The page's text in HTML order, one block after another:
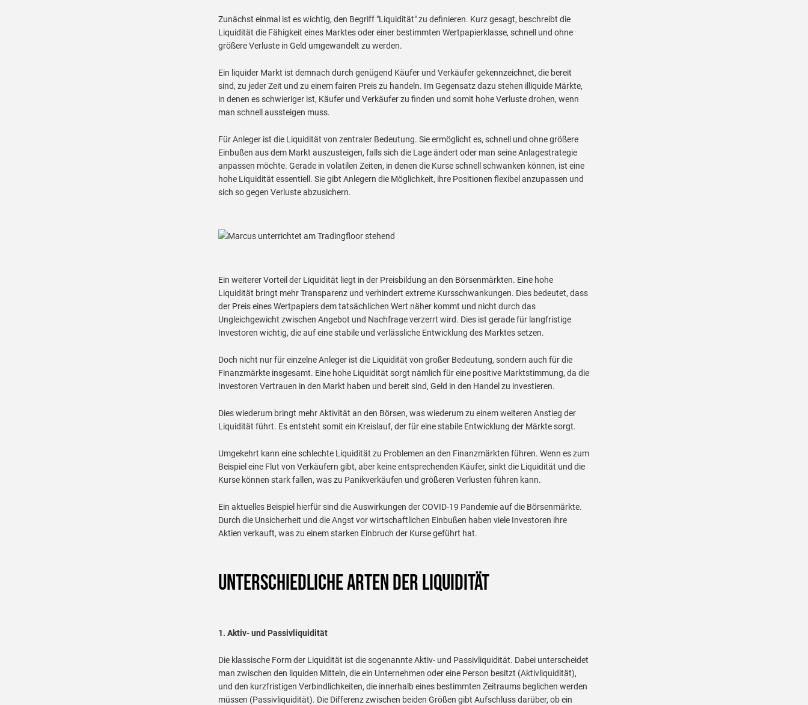
Zunächst einmal ist es wichtig, den Begriff "Liquidität" zu definieren. Kurz gesagt, beschreibt die
Liquidität die Fähigkeit eines Marktes oder einer bestimmten Wertpapierklasse, schnell und ohne
größere Verluste in Geld umgewandelt zu werden.
Ein liquider Markt ist demnach durch genügend Käufer und Verkäufer gekennzeichnet, die bereit
sind, zu jeder Zeit und zu einem fairen Preis zu handeln. Im Gegensatz dazu stehen illiquide Märkte,
in denen es schwieriger ist, Käufer und Verkäufer zu finden und somit hohe Verluste drohen, wenn
man schnell aussteigen muss.
Für Anleger ist die Liquidität von zentraler Bedeutung. Sie ermöglicht es, schnell und ohne größere
Einbußen aus dem Markt auszusteigen, falls sich die Lage ändert oder man seine Anlagestrategie
anpassen möchte. Gerade in volatilen Zeiten, in denen die Kurse schnell schwanken können, ist eine
hohe Liquidität essentiell. Sie gibt Anlegern die Möglichkeit, ihre Positionen flexibel anzupassen und
sich so gegen Verluste abzusichern.
Ein weiterer Vorteil der Liquidität liegt in der Preisbildung an den Börsenmärkten. Eine hohe
Liquidität bringt mehr Transparenz und verhindert extreme Kursschwankungen. Dies bedeutet, dass
der Preis eines Wertpapiers dem tatsächlichen Wert näher kommt und nicht durch das
Ungleichgewicht zwischen Angebot und Nachfrage verzerrt wird. Dies ist gerade für langfristige
Investoren wichtig, die auf eine stabile und verlässliche Entwicklung des Marktes setzen.
Doch nicht nur für einzelne Anleger ist die Liquidität von großer Bedeutung, sondern auch für die
Finanzmärkte insgesamt. Eine hohe Liquidität sorgt nämlich für eine positive Marktstimmung, da die
Investoren Vertrauen in den Markt haben und bereit sind, Geld in den Handel zu investieren.
Dies wiederum bringt mehr Aktivität an den Börsen, was wiederum zu einem weiteren Anstieg der
Liquidität führt. Es entsteht somit ein Kreislauf, der für eine stabile Entwicklung der Märkte sorgt.
Umgekehrt kann eine schlechte Liquidität zu Problemen an den Finanzmärkten führen. Wenn es zum
Beispiel eine Flut von Verkäufern gibt, aber keine entsprechenden Käufer, sinkt die Liquidität und die
Kurse können stark fallen, was zu Panikverkäufen und größeren Verlusten führen kann.
Ein aktuelles Beispiel hierfür sind die Auswirkungen der COVID-19 Pandemie auf die Börsenmärkte.
Durch die Unsicherheit und die Angst vor wirtschaftlichen Einbußen haben viele Investoren ihre
Aktien verkauft, was zu einem starken Einbruch der Kurse geführt hat.
Unterschiedliche Arten der Liquidität
1. Aktiv- und Passivliquidität
Die klassische Form der Liquidität ist die sogenannte Aktiv- und Passivliquidität. Dabei unterscheidet
man zwischen den liquiden Mitteln, die ein Unternehmen oder eine Person besitzt (Aktivliquidität),
und den kurzfristigen Verbindlichkeiten, die innerhalb eines bestimmten Zeitraums beglichen werden
müssen (Passivliquidität). Die Differenz zwischen beiden Größen gibt Aufschluss darüber, ob ein